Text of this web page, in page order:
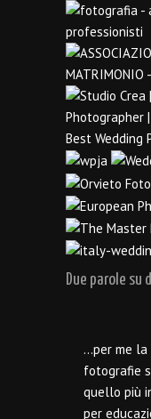
Due parole su
…per me la
fotografie
quello più
per